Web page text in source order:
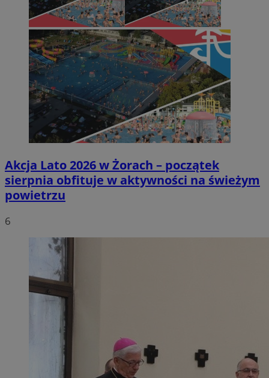
Akcja Lato 2026 w Żorach – początek
sierpnia obfituje w aktywności na świeżym
powietrzu
6